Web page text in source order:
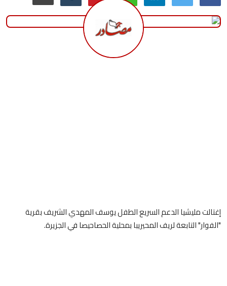
منوعات
إغتالت مليشيا الدعم السريع الطفل يوسف المهدي الشريف بقرية
"الفوار" التابعة لريف المحيريبا بمحلية الحصاحيصا في الجزيرة.